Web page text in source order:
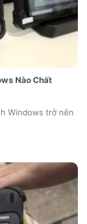
Nào Chất
Windows trở nên